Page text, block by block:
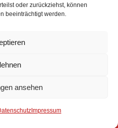
oder zurückziehst, können
beeinträchtigt werden.
ansehen
Impressum
bei den aktiven
und diese auch besser